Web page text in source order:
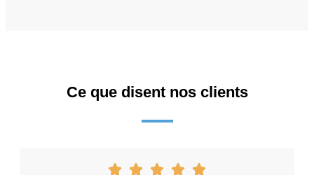
Ce que disent nos clients